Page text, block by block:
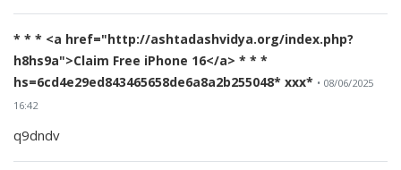
* * * <a href="http://ashtadashvidya.org/index.php?
h8hs9a">Claim Free iPhone 16</a> * * *
hs=6cd4e29ed843465658de6a8a2b255048* ххх* • 08/06/2025
16:42
q9dndv